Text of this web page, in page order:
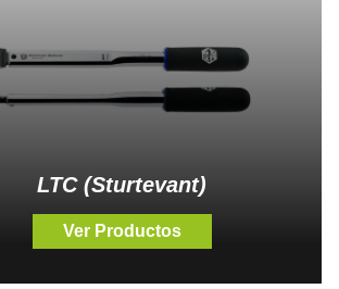
LTC (Sturtevant)
Ver Productos